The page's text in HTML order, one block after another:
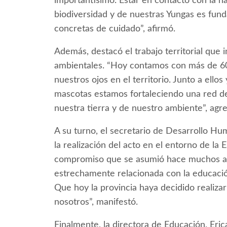
biodiversidad y de nuestras Yungas es
concretas de cuidado”, afirmó.
Además, destacó el trabajo territorial que
ambientales. “Hoy contamos con más de
nuestros ojos en el territorio. Junto a
mascotas estamos fortaleciendo una red
nuestra tierra y de nuestro ambiente”,
A su turno, el secretario de Desarrollo
la realización del acto en el entorno de la
compromiso que se asumió hace muchos
estrechamente relacionada con la
Que hoy la provincia haya decidido
nosotros”, manifestó.
Finalmente, la directora de Educación,